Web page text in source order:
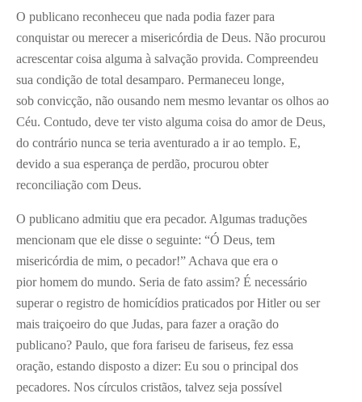
O publicano reconheceu que nada podia fazer para
conquistar ou merecer a misericórdia de Deus. Não procurou
acrescentar coisa alguma à salvação provida. Compreendeu
sua condição de total desamparo. Permaneceu longe,
sob convicção, não ousando nem mesmo levantar os olhos ao
Céu. Contudo, deve ter visto alguma coisa do amor de Deus,
do contrário nunca se teria aventurado a ir ao templo. E,
devido a sua esperança de perdão, procurou obter
reconciliação com Deus.
O publicano admitiu que era pecador. Algumas traduções
mencionam que ele disse o seguinte: “Ó Deus, tem
misericórdia de mim, o pecador!” Achava que era o
pior homem do mundo. Seria de fato assim? É necessário
superar o registro de homicídios praticados por Hitler ou ser
mais traiçoeiro do que Judas, para fazer a oração do
publicano? Paulo, que fora fariseu de fariseus, fez essa
oração, estando disposto a dizer: Eu sou o principal dos
pecadores. Nos círculos cristãos, talvez seja possível